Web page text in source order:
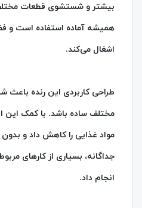
بیشتر و شستشوی قطعات مختلف
همیشه آماده استفاده است و
اشغال می‌کند.
طراحی کاربردی این رنده باعث
مختلف ساده باشد. با کمک این
مواد غذایی را کاهش داد و
جداگانه، بسیاری از کارهای
انجام داد.